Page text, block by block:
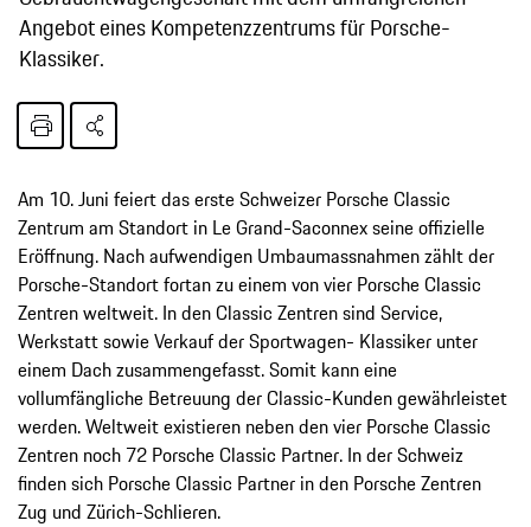
Angebot eines Kompetenzzentrums für Porsche-
Klassiker.
Am 10. Juni feiert das erste Schweizer Porsche Classic
Zentrum am Standort in Le Grand-Saconnex seine offizielle
Eröffnung. Nach aufwendigen Umbaumassnahmen zählt der
Porsche-Standort fortan zu einem von vier Porsche Classic
Zentren weltweit. In den Classic Zentren sind Service,
Werkstatt sowie Verkauf der Sportwagen- Klassiker unter
einem Dach zusammengefasst. Somit kann eine
vollumfängliche Betreuung der Classic-Kunden gewährleistet
werden. Weltweit existieren neben den vier Porsche Classic
Zentren noch 72 Porsche Classic Partner. In der Schweiz
finden sich Porsche Classic Partner in den Porsche Zentren
Zug und Zürich-Schlieren.